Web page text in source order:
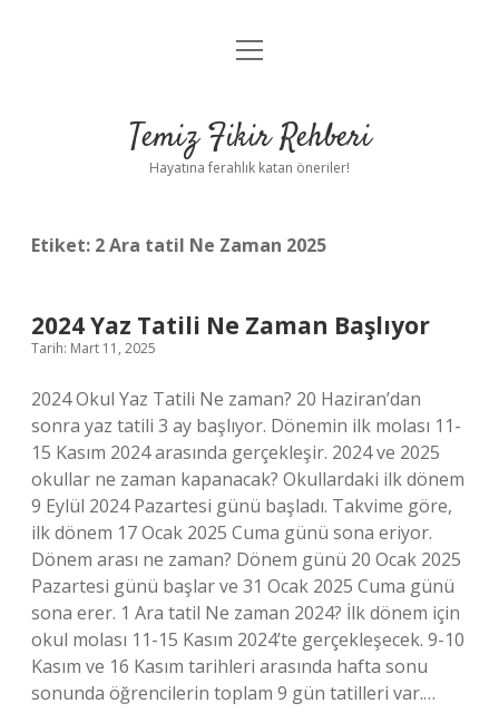
Anasayfa
Yasal Uyarı
menüyü
Temiz Fikir Rehberi
Hayatına ferahlık katan öneriler!
Etiket: 2 Ara tatil Ne Zaman 2025
2024 Yaz Tatili Ne Zaman Başlıyor
Tarih: Mart 11, 2025
2024 Okul Yaz Tatili Ne zaman? 20 Haziran’dan
sonra yaz tatili 3 ay başlıyor. Dönemin ilk molası 11-
15 Kasım 2024 arasında gerçekleşir. 2024 ve 2025
okullar ne zaman kapanacak? Okullardaki ilk dönem
9 Eylül 2024 Pazartesi günü başladı. Takvime göre,
ilk dönem 17 Ocak 2025 Cuma günü sona eriyor.
Dönem arası ne zaman? Dönem günü 20 Ocak 2025
Pazartesi günü başlar ve 31 Ocak 2025 Cuma günü
sona erer. 1 Ara tatil Ne zaman 2024? İlk dönem için
okul molası 11-15 Kasım 2024’te gerçekleşecek. 9-10
Kasım ve 16 Kasım tarihleri ​​arasında hafta sonu
sonunda öğrencilerin toplam 9 gün tatilleri var.…